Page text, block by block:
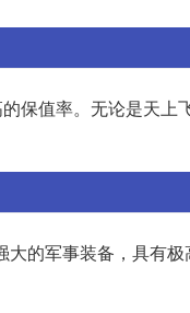
保值率。无论是天上
大的军事装备，具有